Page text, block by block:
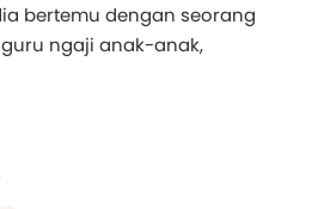
bertemu dengan seorang
ngaji anak-anak,